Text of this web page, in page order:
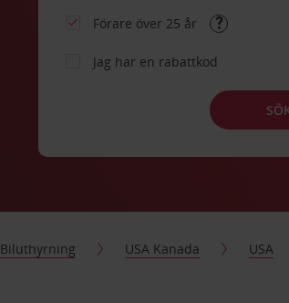
Förare över 25 år
Jag har en rabattkod
Biluthyrning USA Kanada USA